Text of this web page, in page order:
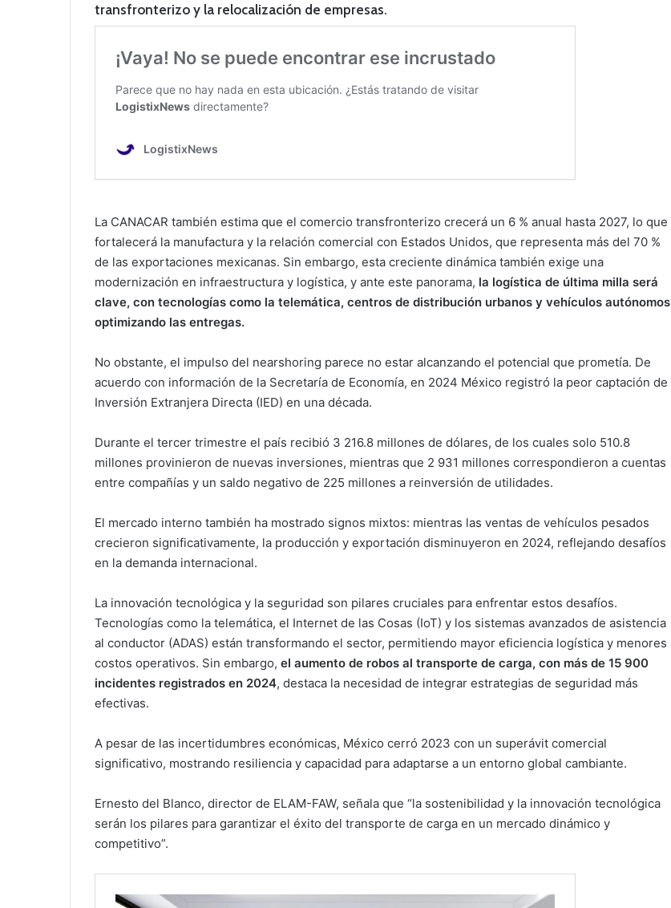
transfronterizo y la relocalización de empresas.
La CANACAR también estima que el comercio transfronterizo crecerá un 6 % anual hasta 2027, lo que
fortalecerá la manufactura y la relación comercial con Estados Unidos, que representa más del 70 %
de las exportaciones mexicanas. Sin embargo, esta creciente dinámica también exige una
modernización en infraestructura y logística, y ante este panorama, la logística de última milla será
clave, con tecnologías como la telemática, centros de distribución urbanos y vehículos autónomos
optimizando las entregas.
No obstante, el impulso del nearshoring parece no estar alcanzando el potencial que prometía. De
acuerdo con información de la Secretaría de Economía, en 2024 México registró la peor captación de
Inversión Extranjera Directa (IED) en una década.
Durante el tercer trimestre el país recibió 3 216.8 millones de dólares, de los cuales solo 510.8
millones provinieron de nuevas inversiones, mientras que 2 931 millones correspondieron a cuentas
entre compañías y un saldo negativo de 225 millones a reinversión de utilidades.
El mercado interno también ha mostrado signos mixtos: mientras las ventas de vehículos pesados
crecieron significativamente, la producción y exportación disminuyeron en 2024, reflejando desafíos
en la demanda internacional.
La innovación tecnológica y la seguridad son pilares cruciales para enfrentar estos desafíos.
Tecnologías como la telemática, el Internet de las Cosas (IoT) y los sistemas avanzados de asistencia
al conductor (ADAS) están transformando el sector, permitiendo mayor eficiencia logística y menores
costos operativos. Sin embargo, el aumento de robos al transporte de carga, con más de 15 900
incidentes registrados en 2024, destaca la necesidad de integrar estrategias de seguridad más
efectivas.
A pesar de las incertidumbres económicas, México cerró 2023 con un superávit comercial
significativo, mostrando resiliencia y capacidad para adaptarse a un entorno global cambiante.
Ernesto del Blanco, director de ELAM-FAW, señala que “la sostenibilidad y la innovación tecnológica
serán los pilares para garantizar el éxito del transporte de carga en un mercado dinámico y
competitivo”.